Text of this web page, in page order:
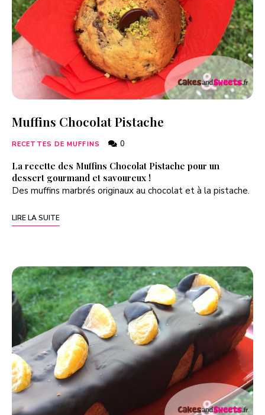
Muffins Chocolat Pistache
RECETTES DE MUFFINS 0
La recette des Muffins Chocolat Pistache pour un
dessert gourmand et savoureux !
Des muffins marbrés originaux au chocolat et à la pistache.
LIRE LA SUITE